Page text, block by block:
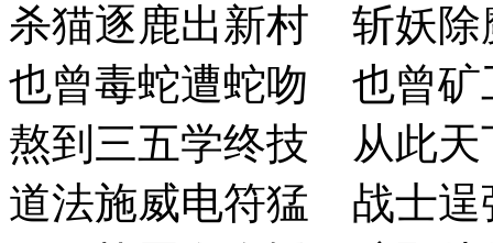
杀猫逐鹿出新村 斩妖
也曾毒蛇遭蛇吻 也曾
熬到三五学终技 从此
道法施威电符猛 战士